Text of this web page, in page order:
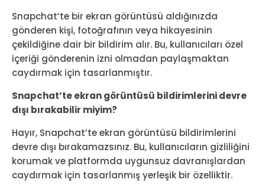
Snapchat’te bir ekran görüntüsü aldığınızda
gönderen kişi, fotoğrafının veya hikayesinin
çekildiğine dair bir bildirim alır. Bu, kullanıcıları özel
içeriği gönderenin izni olmadan paylaşmaktan
caydırmak için tasarlanmıştır.
Snapchat’te ekran görüntüsü bildirimlerini devre
dışı bırakabilir miyim?
Hayır, Snapchat’te ekran görüntüsü bildirimlerini
devre dışı bırakamazsınız. Bu, kullanıcıların gizliliğini
korumak ve platformda uygunsuz davranışlardan
caydırmak için tasarlanmış yerleşik bir özelliktir.